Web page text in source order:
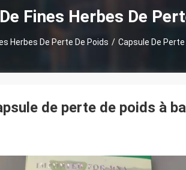
Nous
Fines Herbes De
Herbes De Perte De Poids / Capsule De
de perte de poids à